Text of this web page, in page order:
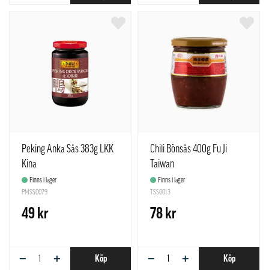
Peking Anka Sås 383g LKK
Kina
Finns i lager
PMSS0079
49 kr
− + Köp
Chili Bönsås 400g Fu Ji
Taiwan
Finns i lager
TSS0013
78 kr
− + Köp